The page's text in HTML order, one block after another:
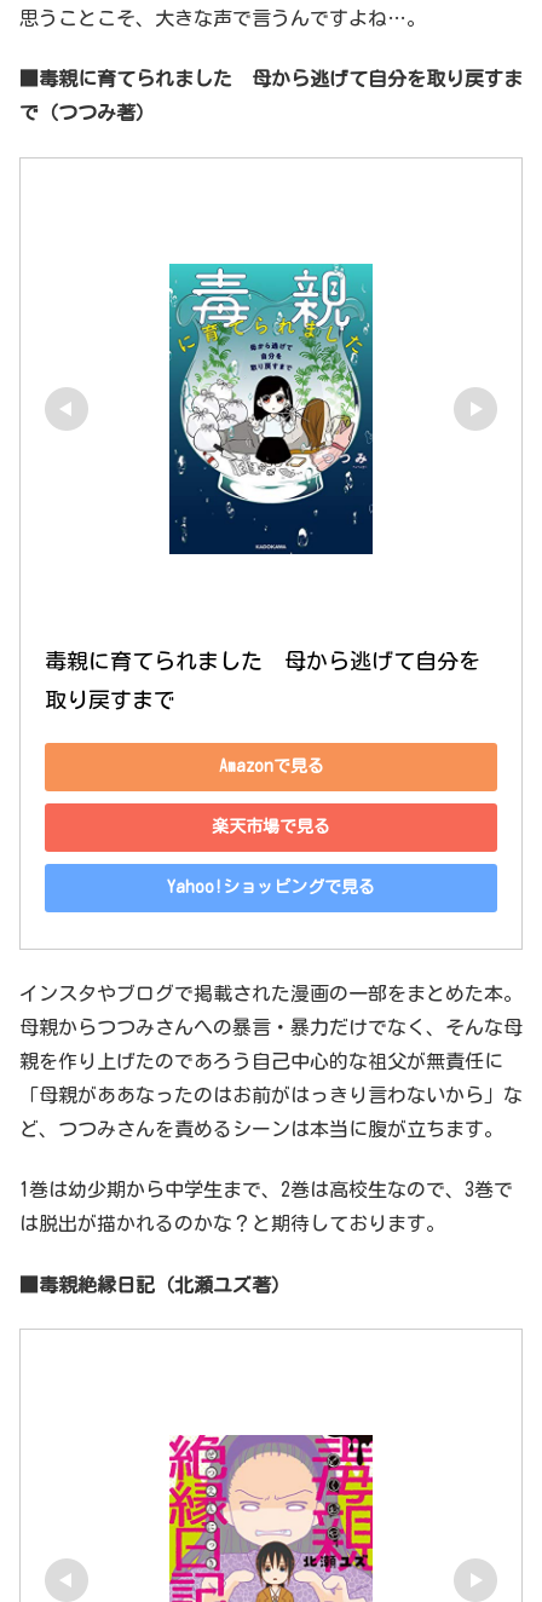
思うことこそ、大きな声で言うんですよね…。
■毒親に育てられました 母から逃げて自分を取り戻すま
で（つつみ著）
毒親に育てられました　母から逃げて自分を
取り戻すまで
Amazonで見る
楽天市場で見る
Yahoo!ショッピングで見る
インスタやブログで掲載された漫画の一部をまとめた本。
母親からつつみさんへの暴言・暴力だけでなく、そんな母
親を作り上げたのであろう自己中心的な祖父が無責任に
「母親がああなったのはお前がはっきり言わないから」な
ど、つつみさんを責めるシーンは本当に腹が立ちます。
1巻は幼少期から中学生まで、2巻は高校生なので、3巻で
は脱出が描かれるのかな？と期待しております。
■毒親絶縁日記（北瀬ユズ著）